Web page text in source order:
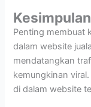
Penting membuat
dalam website
mendatangkan
kemungkinan
di dalam website